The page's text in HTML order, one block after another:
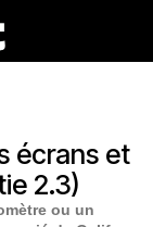
écrans et
2.3)
ou un